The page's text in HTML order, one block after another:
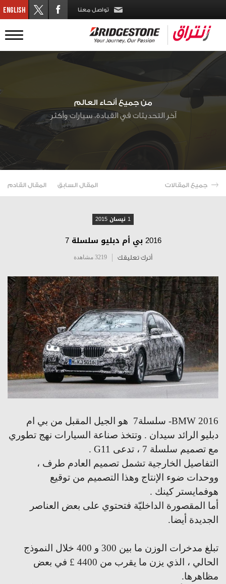
تواصل معنا
من جميع أنحاء العالم
آخر التحديثات في القيادة، سيارات وأكثر
جميع المقالات المقال السابق المقال القادم
1 نيسان 2015
2016 بي أم دبليو سلسلة 7
أترك تعليقك 3219 مشاهدة
2016
BMW- سلسلة7 هو الجيل المقبل من بي ام
دبليو الرائد سيدان . وتتخذ صناعة السيارات نهج تطوري
مع تصميم سلسلة 7 ، تدعى G11
.
التفاصيل الخارجية تشمل تصميم العادم طرف ،
ووحدات ضوء الإنتاج وهذا التصميم من توقيع
هوفمايستر كينك .
أما المقصورة الداخليّة فتحتوي على بعض العناصر
الجديدة أيضا.
تبلغ مدخرات الوزن ما بين 300 و 400 خلال النموذج
الحالي ، الذي يزن ما يقرب من 4400 £ في بعض
مظاهرها.